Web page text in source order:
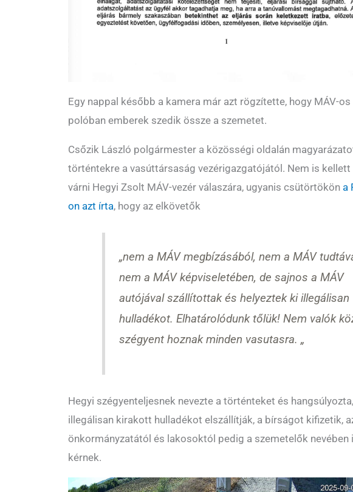
Egy nappal később a kamera már azt rögzítette, hogy MÁV-
polóban emberek szedik össze a szemetet.
Csőzik László polgármester a közösségi oldalán
történtekre a vasúttársaság vezérigazgatójától. Nem is
várni Hegyi Zsolt MÁV-vezér válaszára, ugyanis csütörtökön a
on azt írta, hogy az elkövetők
„nem a MÁV megbízásából, nem a MÁV
nem a MÁV képviseletében, de sajnos a MÁV
autójával szállítottak és helyeztek ki illegálisan
hulladékot. Elhatárolódunk tőlük! Nem valók
szégyent hoznak minden vasutasra. „
Hegyi szégyenteljesnek nevezte a történteket és
illegálisan kirakott hulladékot elszállítják, a bírságot kifizetik,
önkormányzatától és lakosoktól pedig a szemetelők nevében
kérnek.